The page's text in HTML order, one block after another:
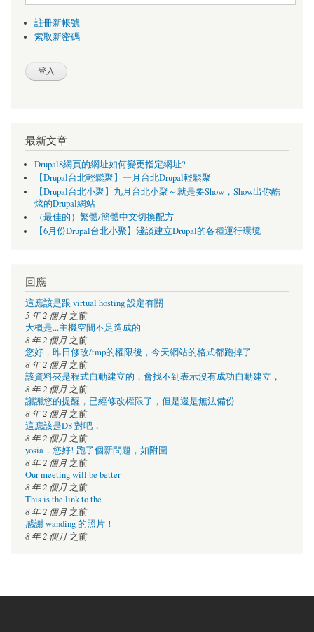
註冊新帳號
索取新密碼
最新文章
Drupal8網頁的網址如何變更指定網址?
【Drupal台北輕鬆聚】一月台北Drupal輕鬆聚
【Drupal台北小聚】九月台北小聚～就是要Show，Show出你酷
炫的Drupal網站
（最佳的）繁體/簡體中文切換配方
【6月份Drupal台北小聚】淺談建立Drupal的各種運行環境
回應
這應該是跟 virtual hosting 設定有關
5 年 2 個月 之前
大概是...主機空間不足造成的
8 年 2 個月 之前
您好，昨日修改/tmp的權限後，今天網站的格式都跑掉了
8 年 2 個月 之前
該資料夾是程式自動建立的，會找不到表示沒有成功自動建立，
8 年 2 個月 之前
謝謝您的提醒，已經修改權限了，但是還是無法備份
8 年 2 個月 之前
這應該是D8 對吧，
8 年 2 個月 之前
yosia，您好! 跑了個新問題，如附圖
8 年 2 個月 之前
Our meeting will be better
8 年 2 個月 之前
This is the link to the
8 年 2 個月 之前
感謝 wanding 的照片！
8 年 2 個月 之前